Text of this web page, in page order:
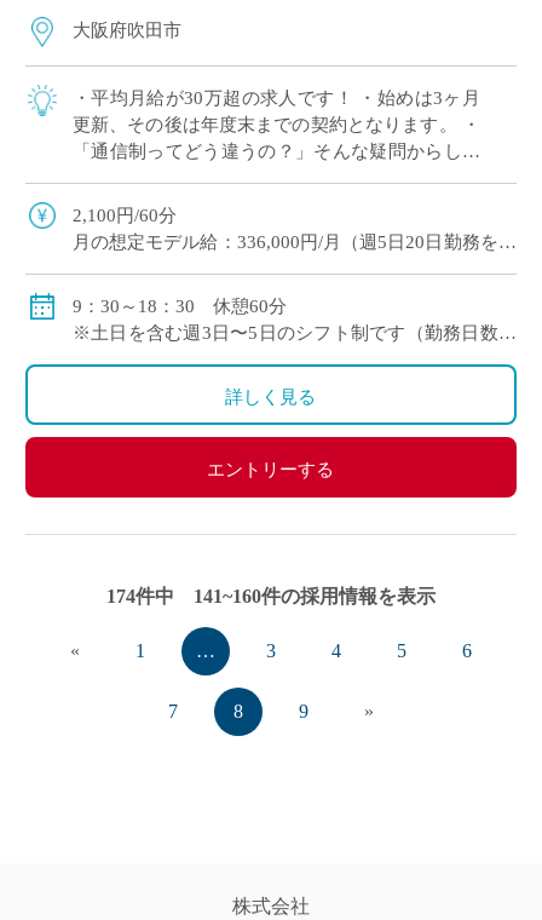
大阪府吹田市
・平均月給が30万超の求人です！ ・始めは3ヶ月
更新、その後は年度末までの契約となります。 ・
「通信制ってどう違うの？」そんな疑問からしっ
かりフォローします。 ・若い先生を中心に活躍さ
れている環境 ・未経験・通信制高校が […]
2,100円/60分
月の想定モデル給：336,000円/月（週5日20日勤務を想
定）
年収約3,800,000円
交通費・残業代支給
社会保険加入あり（週20時間以上の場合）
9：30～18：30 休憩60分
※土日を含む週3日〜5日のシフト制です（勤務日数相
談可）
※スクーリングやテスト運営時は業務開始時間が異な
詳しく見る
エントリーする
174件中 141~160件の採用情報を表示
« 1 … 3 4 5 6
7 8 9 »
株式会社